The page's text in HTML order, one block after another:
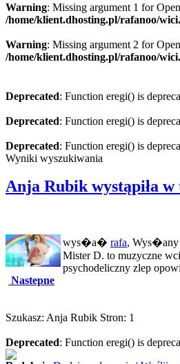
Warning: Missing argument 1 for
/home/klient.dhosting.pl/rafanoo/
Warning: Missing argument 2 for
/home/klient.dhosting.pl/rafanoo/
Deprecated: Function eregi() is
Deprecated: Function eregi() is
Deprecated: Function eregi() is
Wyniki wyszukiwania
Anja Rubik wystąpiła
wys�a� rafa, Wys�any
Mister D. to muzyczne
psychodeliczny zlep
Nastepne
Szukasz: Anja Rubik Stron: 1
Deprecated: Function eregi() is